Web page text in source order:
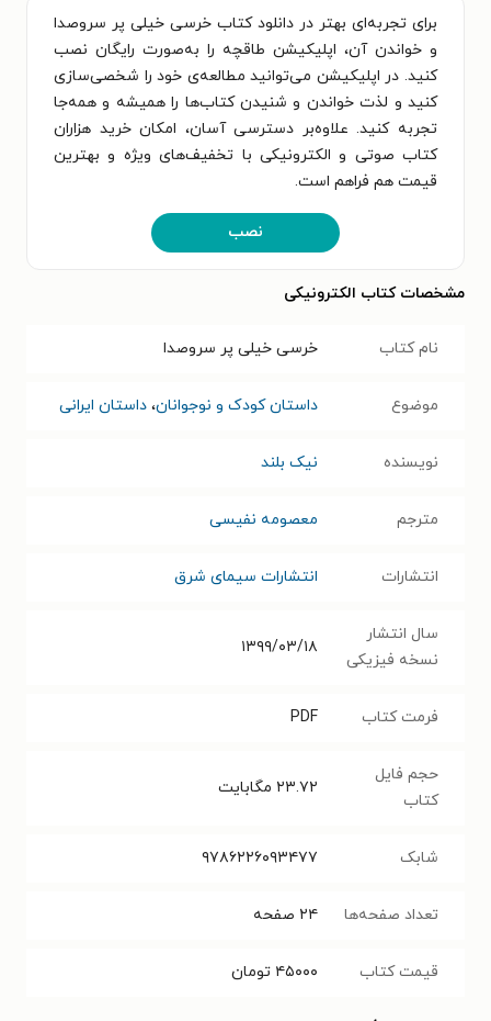
برای تجربه‌ای بهتر در دانلود کتاب خرسی خیلی پر سروصدا
و خواندن آن، اپلیکیشن طاقچه را به‌صورت رایگان نصب
کنید. در اپلیکیشن می‌توانید مطالعه‌ی خود را شخصی‌سازی
کنید و لذت خواندن و شنیدن کتاب‌ها را همیشه و همه‌جا
تجربه کنید. علاوه‌بر دسترسی آسان، امکان خرید هزاران
کتاب صوتی و الکترونیکی با تخفیف‌های ویژه و بهترین
قیمت هم فراهم است.
نصب
مشخصات کتاب الکترونیکی
نام کتاب خرسی خیلی پر سروصدا
موضوع داستان کودک و نوجوانان، داستان ایرانی
نویسنده نیک بلند
مترجم معصومه نفیسی
انتشارات انتشارات سیمای شرق
سال انتشار
نسخه فیزیکی
۱۳۹۹/۰۳/۱۸
فرمت کتاب PDF
حجم فایل
کتاب
۲۳.۷۲ مگابایت
شابک ۹۷۸۶۲۲۶۰۹۳۴۷۷
تعداد صفحه‌ها ۲۴ صفحه
قیمت کتاب ۴۵۰۰۰ تومان